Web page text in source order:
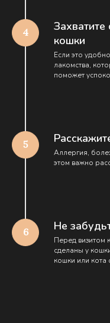
кошки
Если это
лакомства,
поможет
Аллергия,
этом важно
Не
Перед визитом
сделаны у
кошки или кота